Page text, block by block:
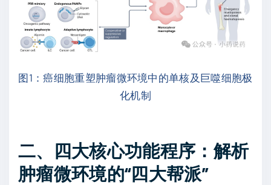
图1：癌细胞重塑肿瘤微环境中的单核及巨噬细胞极
化机制
二、四大核心功能程序：解析
肿瘤微环境的“四大帮派”